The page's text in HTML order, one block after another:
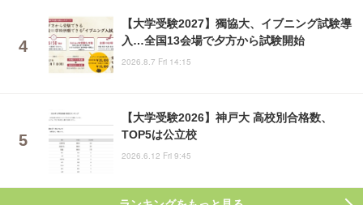
【大学受験2027】獨協大、イブニング試験導
入…全国13会場で夕方から試験開始
2026.8.7 Fri 14:15
【大学受験2026】神戸大 高校別合格数、
TOP5は公立校
2026.6.12 Fri 9:45